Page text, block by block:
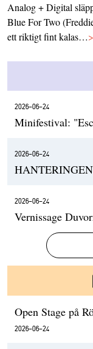
Analog + Digital
Blue For Two
ett riktigt fint kalas…>
2026-06-24
Minifestival:
2026-06-24
2026-06-24
Vernissage
Open Stage på
2026-06-24